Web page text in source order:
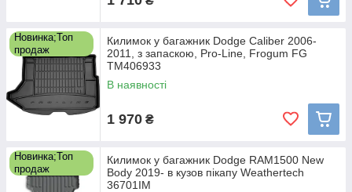
Новинка;Топ
продаж
Килимок у багажник Dodge Caliber 2006-
2011, з запаскою, Pro-Line, Frogum FG
TM406933
В наявності
1 970 ₴
Новинка;Топ
продаж
Килимок у багажник Dodge RAM1500 New
Body 2019- в кузов пікапу Weathertech
36701IM